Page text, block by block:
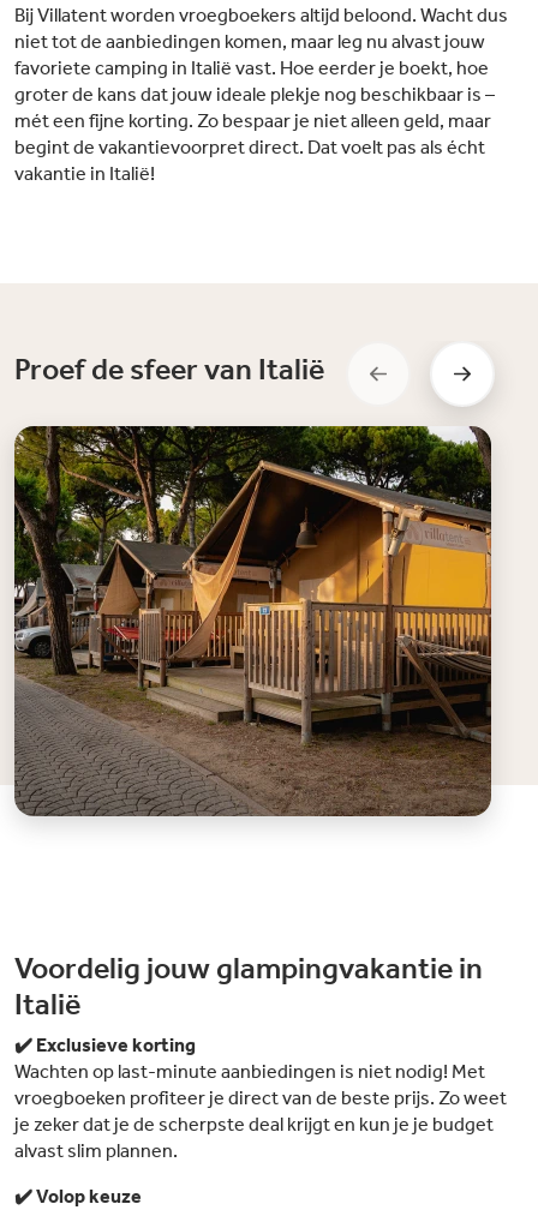
Bij Villatent worden vroegboekers altijd beloond. Wacht dus
niet tot de aanbiedingen komen, maar leg nu alvast jouw
favoriete camping in Italië vast. Hoe eerder je boekt, hoe
groter de kans dat jouw ideale plekje nog beschikbaar is –
mét een fijne korting. Zo bespaar je niet alleen geld, maar
begint de vakantievoorpret direct. Dat voelt pas als écht
vakantie in Italië!
Proef de sfeer van Italië
Voordelig jouw glampingvakantie in
Italië
✔️ Exclusieve korting
Wachten op last-minute aanbiedingen is niet nodig! Met
vroegboeken profiteer je direct van de beste prijs. Zo weet
je zeker dat je de scherpste deal krijgt en kun je je budget
alvast slim plannen.
✔️ Volop keuze